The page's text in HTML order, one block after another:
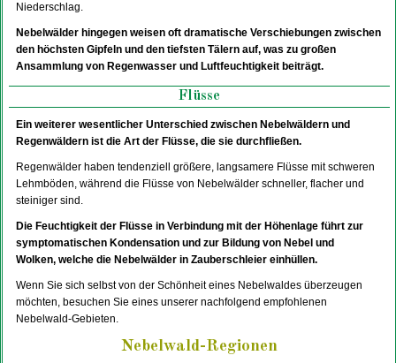
Niederschlag.
Nebelwälder hingegen weisen oft dramatische Verschiebungen zwischen
den höchsten Gipfeln und den tiefsten Tälern auf, was zu großen
Ansammlung von Regenwasser und Luftfeuchtigkeit beiträgt.
Flüsse
Ein weiterer wesentlicher Unterschied zwischen Nebelwäldern und
Regenwäldern ist die Art der Flüsse, die sie durchfließen.
Regenwälder haben tendenziell größere, langsamere Flüsse mit schweren
Lehmböden, während die Flüsse von Nebelwälder schneller, flacher und
steiniger sind.
Die Feuchtigkeit der Flüsse in Verbindung mit der Höhenlage führt zur
symptomatischen Kondensation und zur Bildung von Nebel und
Wolken, welche die Nebelwälder in Zauberschleier einhüllen.
Wenn Sie sich selbst von der Schönheit eines Nebelwaldes überzeugen
möchten, besuchen Sie eines unserer nachfolgend empfohlenen
Nebelwald-Gebieten.
Nebelwald-Regionen